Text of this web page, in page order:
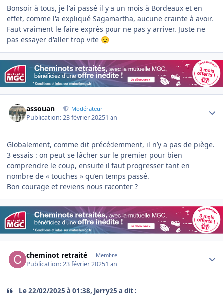
Bonsoir à tous, je l'ai passé il y a un mois à Bordeaux et en
effet, comme l'a expliqué Sagamartha, aucune crainte à avoir.
Faut vraiment le faire exprès pour ne pas y arriver. Juste ne
pas essayer d'aller trop vite 😉
assouan Modérateur
Publication:23 février 20251 an
Globalement, comme dit précédemment, il n’y a pas de piège.
3 essais : on peut se lâcher sur le premier pour bien
comprendre le coup, ensuite il faut progresser tant en
nombre de « touches » qu’en temps passé.
Bon courage et reviens nous raconter ?
cheminot retraité Membre
Publication:23 février 20251 an
Le 22/02/2025 à 01:38, Jerry25 a dit :